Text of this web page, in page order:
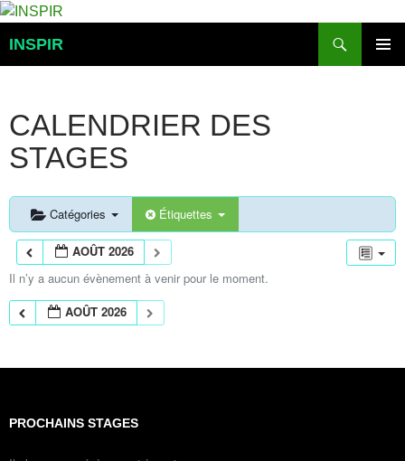
Aller
contenu
INSPIR
CALENDRIER DES
STAGES
Catégories Étiquettes
AOÛT 2026
Il n’y a aucun évènement à venir pour le moment.
AOÛT 2026
PROCHAINS STAGES